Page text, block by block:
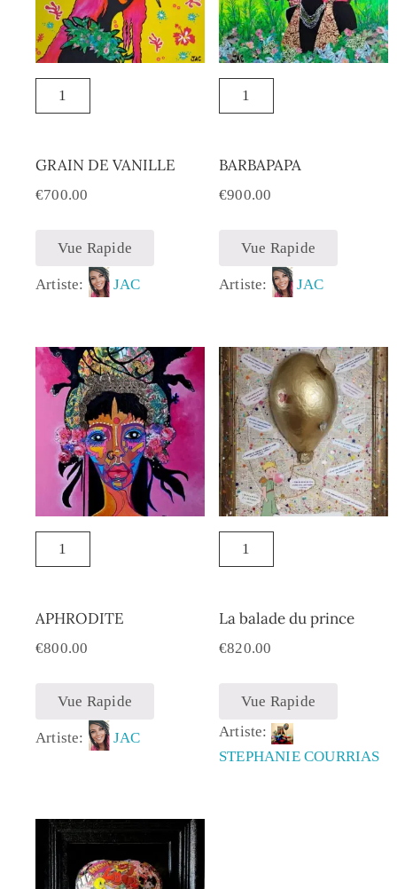
GRAIN DE VANILLE
€700.00
Vue Rapide
Artiste: JAC
BARBAPAPA
€900.00
Vue Rapide
Artiste: JAC
APHRODITE
€800.00
Vue Rapide
Artiste: JAC
La balade du prince
€820.00
Vue Rapide
Artiste:
STEPHANIE COURRIAS